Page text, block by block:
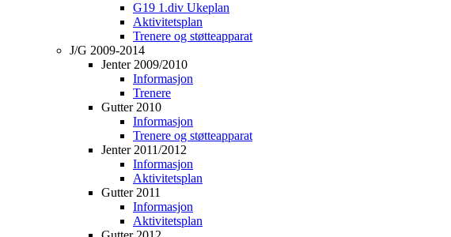
G19 1.div Ukeplan
Aktivitetsplan
Trenere og støtteapparat
J/G 2009-2014
Jenter 2009/2010
Informasjon
Trenere
Gutter 2010
Informasjon
Trenere og støtteapparat
Jenter 2011/2012
Informasjon
Aktivitetsplan
Gutter 2011
Informasjon
Aktivitetsplan